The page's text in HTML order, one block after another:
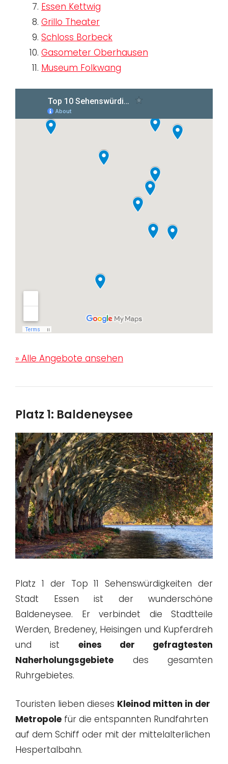
Essen Kettwig
Grillo Theater
Schloss Borbeck
Gasometer Oberhausen
Museum Folkwang
» Alle Angebote ansehen
Platz 1: Baldeneysee
Platz 1 der Top 11 Sehenswürdigkeiten der
Stadt Essen ist der wunderschöne
Baldeneysee. Er verbindet die Stadtteile
Werden, Bredeney, Heisingen und Kupferdreh
und ist eines der gefragtesten
Naherholungsgebiete des gesamten
Ruhrgebietes.
Touristen lieben dieses Kleinod mitten in der
Metropole für die entspannten Rundfahrten
auf dem Schiff oder mit der mittelalterlichen
Hespertalbahn.